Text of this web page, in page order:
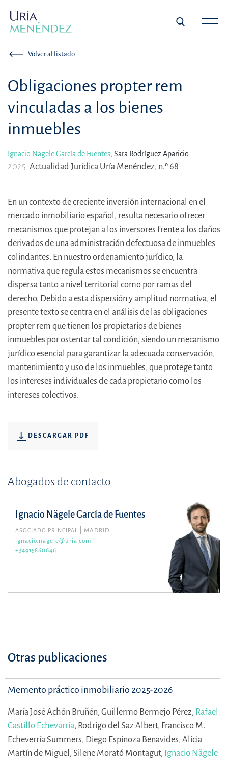
Volver al listado
Obligaciones propter rem
vinculadas a los bienes
inmuebles
Ignacio Nägele García de Fuentes, Sara Rodríguez Aparicio.
2025 Actualidad Jurídica Uría Menéndez, n.º 68
En un contexto de creciente inversión internacional en el
mercado inmobiliario español, resulta necesario ofrecer
mecanismos que protejan a los inversores frente a los daños
derivados de una administración defectuosa de inmuebles
colindantes. En nuestro ordenamiento jurídico, la
normativa que regula estos mecanismos se encuentra
dispersa tanto a nivel territorial como por ramas del
derecho. Debido a esta dispersión y amplitud normativa, el
presente texto se centra en el análisis de las obligaciones
propter rem que tienen los propietarios de bienes
inmuebles por ostentar tal condición, siendo un mecanismo
jurídico esencial para garantizar la adecuada conservación,
mantenimiento y uso de los inmuebles, que protege tanto
los intereses individuales de cada propietario como los
intereses colectivos.
DESCARGAR PDF
Abogados de contacto
Ignacio Nägele García de Fuentes
ASOCIADO PRINCIPAL
MADRID
ignacio.nagele@uria.com
+34915860646
Otras publicaciones
Memento práctico inmobiliario 2025-2026
María José Achón Bruñén, Guillermo Bermejo Pérez, Rafael
Castillo Echevarría, Rodrigo del Saz Albert, Francisco M.
Echeverría Summers, Diego Espinoza Benavides, Alicia
Martín de Miguel, Silene Morató Montagut, Ignacio Nägele